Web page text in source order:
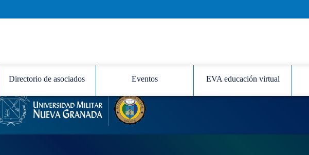
Directorio de asociados Eventos EVA educación virtual